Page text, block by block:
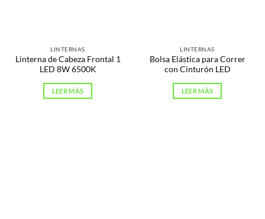
LINTERNAS
Linterna de Cabeza Frontal 1
LED 8W 6500K
LEER MÁS
LINTERNAS
Bolsa Elástica para Correr
con Cinturón LED
LEER MÁS